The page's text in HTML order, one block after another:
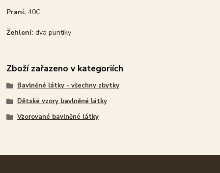
Praní: 40C
Žehlení: dva puntíky
Zboží zařazeno v kategoriích
Bavlněné látky - všechny zbytky
Dětské vzory bavlněné látky
Vzorované bavlněné látky